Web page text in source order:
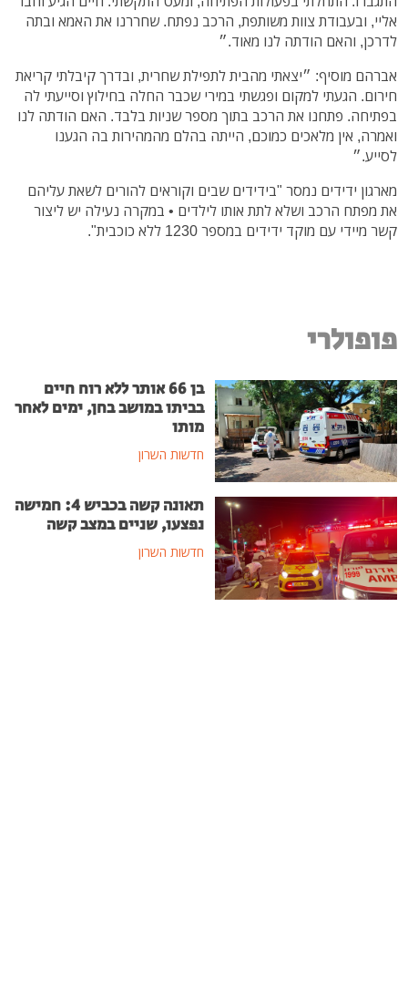
אליי, ובעבודת צוות משותפת, הרכב נפתח. שחררנו את האמא ובתה
לדרכן, והאם הודתה לנו מאוד.״
אברהם מוסיף: ״יצאתי מהבית לתפילת שחרית, ובדרך קיבלתי קריאת
חירום. הגעתי למקום ופגשתי במירי שכבר החלה בחילוץ וסייעתי לה
בפתיחה. פתחנו את הרכב בתוך מספר שניות בלבד. האם הודתה לנו
ואמרה, אין מלאכים כמוכם, הייתה בהלם מהמהירות בה הגענו
לסייע.״
מארגון ידידים נמסר "בידידים שבים וקוראים להורים לשאת עליהם
את מפתח הרכב ושלא לתת אותו לילדים • במקרה נעילה יש ליצור
קשר מיידי עם מוקד ידידים במספר 1230 ללא כוכבית".
פופולרי
בן 66 אותר ללא רוח חיים
בביתו במושב בחן, ימים לאחר
מותו
חדשות השרון
תאונה קשה בכביש 4: חמישה
נפצעו, שניים במצב קשה
חדשות השרון